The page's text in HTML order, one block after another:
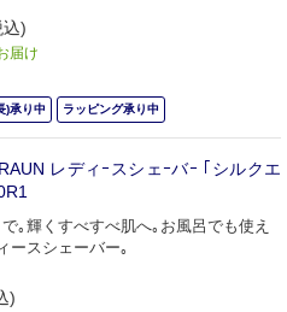
込)
届け
)承り中 ラッピング承り中
レディｰスシェｰバｰ ｢シルクエ
｡輝くすべすべ肌へ｡お風呂でも使え
ースシェーバー｡
)